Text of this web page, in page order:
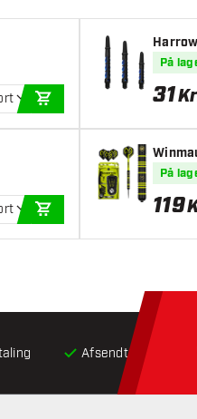
På
31
På
119
Afsendt inden for